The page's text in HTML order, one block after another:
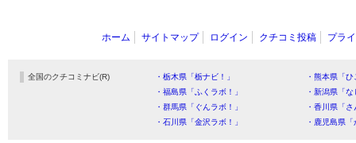
ホーム サイトマップ ログイン クチコミ投稿 プラ
全国のクチコミナビ(R) ・栃木県「栃ナビ！」
・熊本県「
・福島県「ふくラボ！」
・新潟県「
・群馬県「ぐんラボ！」
・香川県「
・石川県「金沢ラボ！」
・鹿児島県